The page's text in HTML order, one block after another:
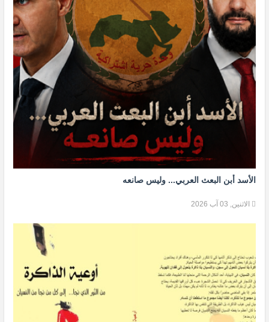
الأسد أبن البعث العربي... وليس صانعه
الاثنين, 03 آب 2026